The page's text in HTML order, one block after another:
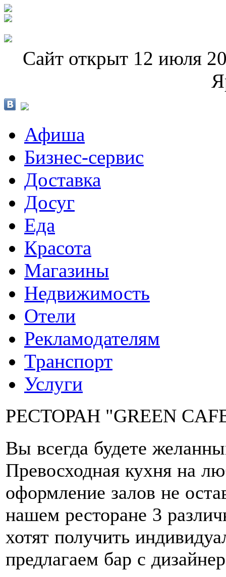
Сайт открыт 12 июля
Афиша
Бизнес-сервис
Доставка
Досуг
Еда
Красота
Магазины
Недвижимость
Отели
Рекламодателям
Транспорт
Услуги
РЕСТОРАН "GREEN
Вы всегда будете
Превосходная кухня на
оформление залов не
нашем ресторане 3
хотят получить
предлагаем бар с